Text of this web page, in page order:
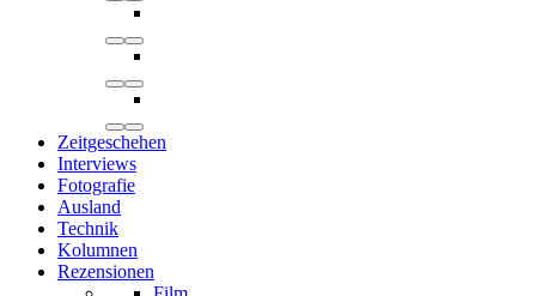
Zeitgeschehen
Interviews
Fotografie
Ausland
Technik
Kolumnen
Rezensionen